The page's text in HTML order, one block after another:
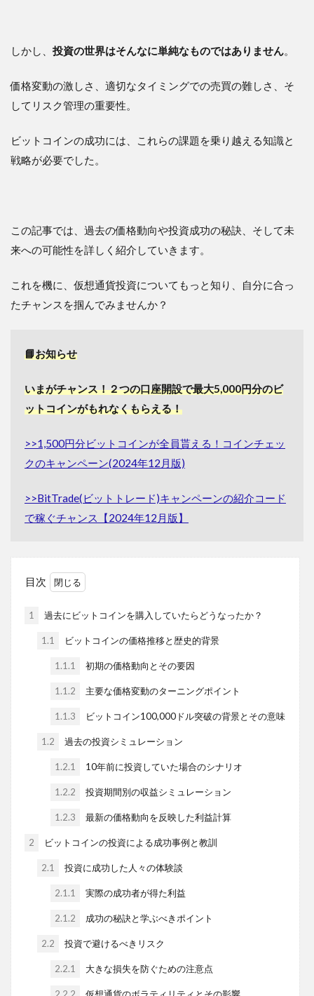
しかし、 投資の世界はそんなに単純なものではありません
価格変動の激しさ、適切なタイミングでの売買の難しさ、そ
してリスク管理の重要性。
ビットコインの成功には、これらの課題を乗り越える知識と
戦略が必要でした。
この記事では、過去の価格動向や投資成功の秘訣、そして未
来への可能性を詳しく紹介していきます。
これを機に、仮想通貨投資についてもっと知り、自分に合っ
たチャンスを掴んでみませんか？
📘お知らせ
いまがチャンス！２つの口座開設で最大5,000円分のビ
ットコインがもれなくもらえる！
>>1,500円分ビットコインが全員貰える！コインチェッ
クのキャンペーン(2024年12月版)
>>BitTrade(ビットトレード)キャンペーンの紹介コード
で稼ぐチャンス【2024年12月版】
目次
1 過去にビットコインを購入していたらどうなったか？
1.1 ビットコインの価格推移と歴史的背景
1.1.1 初期の価格動向とその要因
1.1.2 主要な価格変動のターニングポイント
1.1.3 ビットコイン100,000ドル突破の背景とその意味
1.2 過去の投資シミュレーション
1.2.1 10年前に投資していた場合のシナリオ
1.2.2 投資期間別の収益シミュレーション
1.2.3 最新の価格動向を反映した利益計算
2 ビットコインの投資による成功事例と教訓
2.1 投資に成功した人々の体験談
2.1.1 実際の成功者が得た利益
2.1.2 成功の秘訣と学ぶべきポイント
2.2 投資で避けるべきリスク
2.2.1 大きな損失を防ぐための注意点
2.2.2 仮想通貨のボラティリティとその影響